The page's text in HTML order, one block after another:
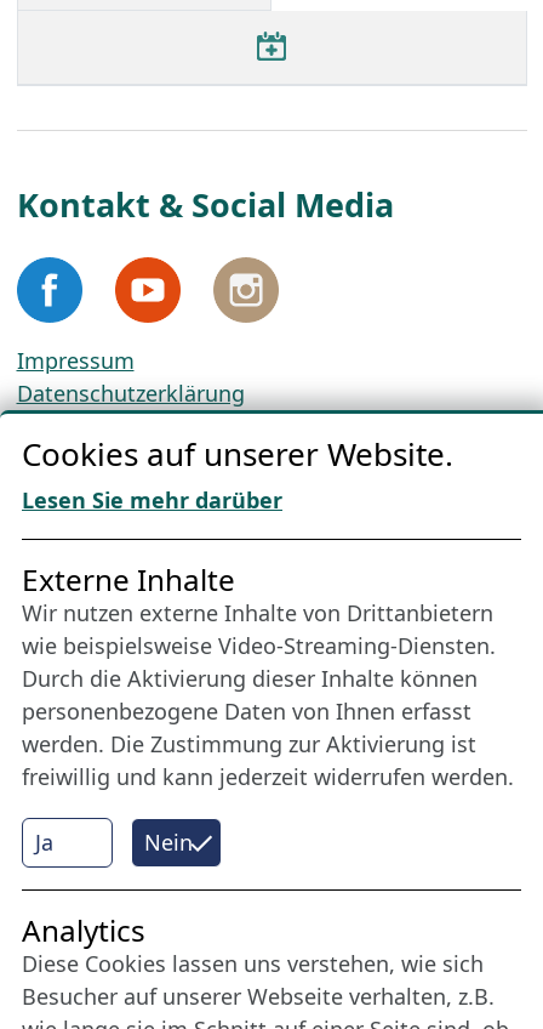
Kontakt & Social Media
Impressum
Datenschutzerklärung
AGBs
Download „Nordic Tango“
Freundes­kreis
Bleiben Sie uns das ganze Jahr über verbunden:
Werden Sie Freund der Nordischen Filmtage
Lübeck.
Mehr erfahren
Internet Partner
Cookies auf unserer Website.
Lesen Sie mehr darüber
Ja Nein
Externe Inhalte
Wir nutzen externe Inhalte von Drittanbietern
wie beispielsweise Video-Streaming-Diensten.
Durch die Aktivierung dieser Inhalte können
personenbezogene Daten von Ihnen erfasst
werden. Die Zustimmung zur Aktivierung ist
freiwillig und kann jederzeit widerrufen werden.
Analytics
Diese Cookies lassen uns verstehen, wie sich
Besucher auf unserer Webseite verhalten, z.B.